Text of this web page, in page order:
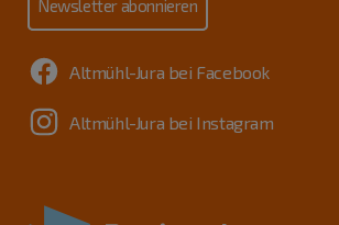
Newsletter abonnieren
Altmühl-Jura bei Facebook
Altmühl-Jura bei Instagram